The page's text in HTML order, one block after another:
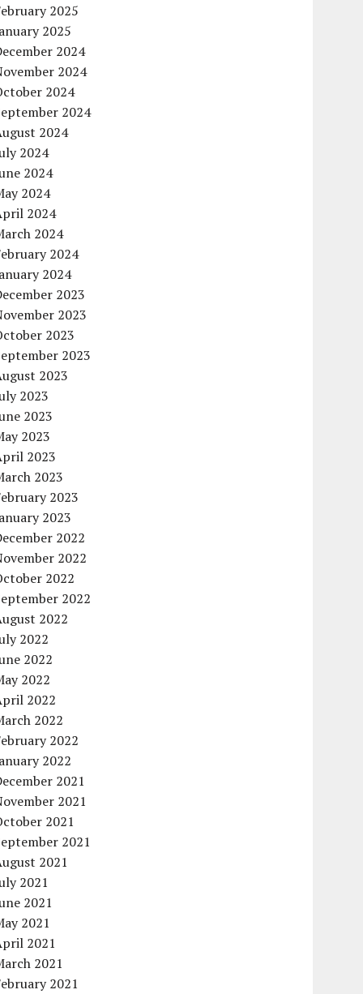
2025
2025
2024
2024
2024
2024
2024
2024
2024
2024
2024
2024
2024
2024
2023
2023
2023
2023
2023
2023
2023
2023
2023
2023
2023
2023
2022
2022
2022
2022
2022
2022
2022
2022
2022
2022
2022
2022
2021
2021
2021
2021
2021
2021
2021
2021
2021
2021
2021